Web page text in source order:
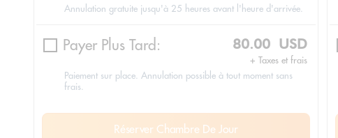
Annulation gratuite jusqu'à 25 heures avant l'heure d'arrivée.
Payer Plus Tard: 80.00 USD
+ Taxes et frais
Paiement sur place. Annulation possible à tout moment sans
frais.
Réserver Chambre De Jour